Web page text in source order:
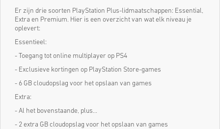
Er zijn drie soorten PlayStation Plus-lidmaatschappen: Essential,
Extra en Premium. Hier is een overzicht van wat elk niveau je
oplevert:
Essentieel:
- Toegang tot online multiplayer op PS4
- Exclusieve kortingen op PlayStation Store-games
- 6 GB cloudopslag voor het opslaan van games
Extra:
- Al het bovenstaande, plus...
- 2 extra GB cloudopslag voor het opslaan van games